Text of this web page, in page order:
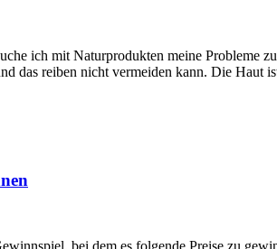
ich mit Naturprodukten meine Probleme
das reiben nicht vermeiden kann. Die Haut
bei dem es folgende Preise zu